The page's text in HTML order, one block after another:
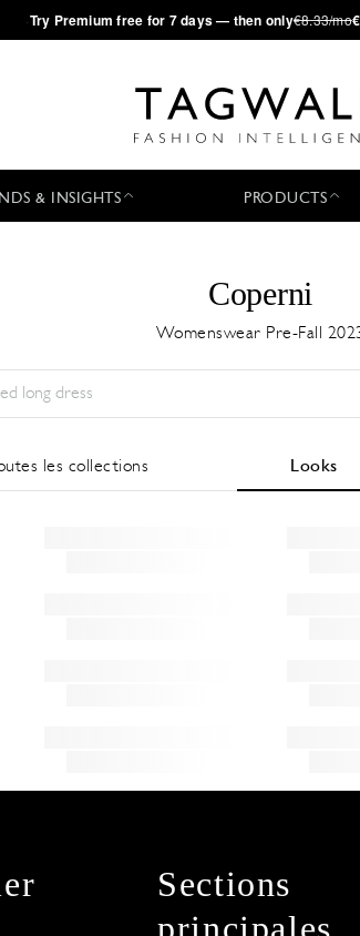
·Try Premium free for 7 days — then only€8.33/mo
& INSIGHTS PRODUCTS
Coperni
Womenswear Pre-Fall
les collections Looks
Sections